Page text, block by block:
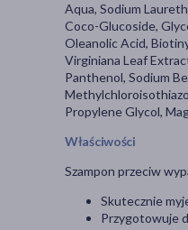
Aqua, Sodium
Coco-Glucoside,
Oleanolic Acid,
Virginiana Leaf
Panthenol, Sodium
Propylene Glycol,
Właściwości
Szampon przeciw
Skutecznie
Przygotowuje